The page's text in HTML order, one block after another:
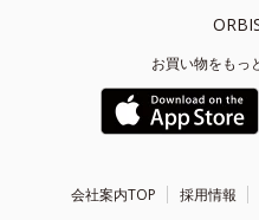
お買い物をもっ
会社案内TOP 採用情報